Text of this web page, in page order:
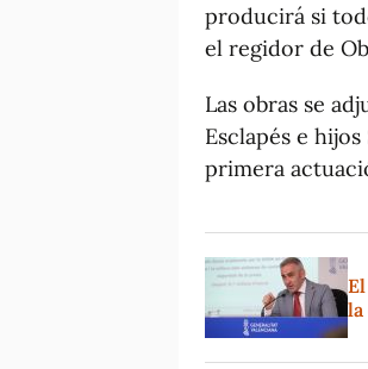
producirá si
el regidor de
Las obras se
Esclapés e
primera
la